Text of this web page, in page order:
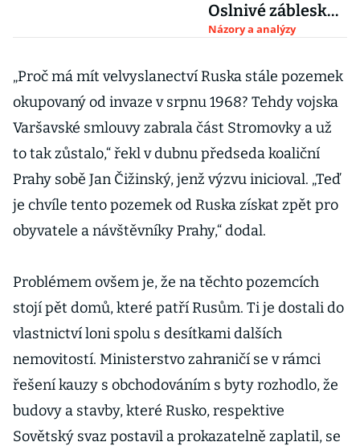
Oslnivé záblesky
a skutečný svět
Názory a analýzy
„Proč má mít velvyslanectví Ruska stále pozemek
okupovaný od invaze v srpnu 1968? Tehdy vojska
Varšavské smlouvy zabrala část Stromovky a už
to tak zůstalo,“ řekl v dubnu předseda koaliční
Prahy sobě Jan Čižinský, jenž výzvu inicioval. „Teď
je chvíle tento pozemek od Ruska získat zpět pro
obyvatele a návštěvníky Prahy,“ dodal.
Problémem ovšem je, že na těchto pozemcích
stojí pět domů, které patří Rusům. Ti je dostali do
vlastnictví loni spolu s desítkami dalších
nemovitostí. Ministerstvo zahraničí se v rámci
řešení kauzy s obchodováním s byty rozhodlo, že
budovy a stavby, které Rusko, respektive
Sovětský svaz postavil a prokazatelně zaplatil, se